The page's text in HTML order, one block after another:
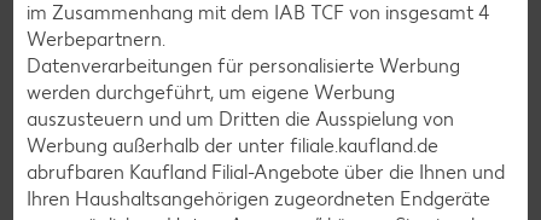
Torten-Rezepte
Eis-Rezepte
Pfannkuchen-Rezepte
Plätzchen-Rezepte
im Zusammenhang mit dem IAB TCF von insgesamt 4
Werbepartnern.
Datenverarbeitungen für personalisierte Werbung
werden durchgeführt, um eigene Werbung
auszusteuern und um Dritten die Ausspielung von
Werbung außerhalb der unter filiale.kaufland.de
abrufbaren Kaufland Filial-Angebote über die Ihnen und
Ihren Haushaltsangehörigen zugeordneten Endgeräte